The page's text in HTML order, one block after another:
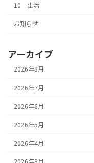
10 生活
お知らせ
アーカイブ
2026年8月
2026年7月
2026年6月
2026年5月
2026年4月